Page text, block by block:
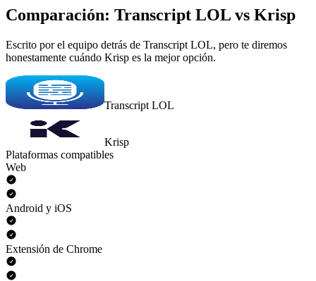
Comparación: Transcript LOL vs Krisp
Escrito por el equipo detrás de Transcript LOL, pero te diremos
honestamente cuándo Krisp es la mejor opción.
Transcript LOL
Krisp
Plataformas compatibles
Web
Android y iOS
Extensión de Chrome